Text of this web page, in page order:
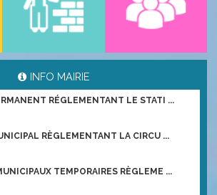
INFO MAIRIE
RÉGLEMENTANT LE STATI ...
RÈGLEMENTANT LA CIRCU ...
TEMPORAIRES RÈGLEME ...